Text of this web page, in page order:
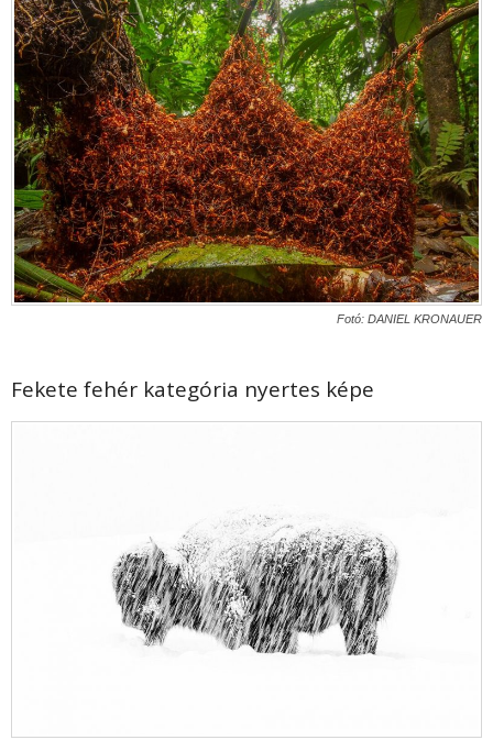
Fotó: DANIEL KRONAUER
Fekete fehér kategória nyertes képe